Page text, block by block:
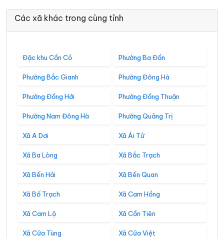
Các xã khác trong cùng tỉnh
Đặc khu Cồn Cỏ Phường Ba Đồn
Phường Bắc Gianh Phường Đông Hà
Phường Đồng Hới Phường Đồng Thuận
Phường Nam Đông Hà Phường Quảng Trị
Xã A Dơi Xã Ái Tử
Xã Ba Lòng Xã Bắc Trạch
Xã Bến Hải Xã Bến Quan
Xã Bố Trạch Xã Cam Hồng
Xã Cam Lộ Xã Cồn Tiên
Xã Cửa Tùng Xã Cửa Việt